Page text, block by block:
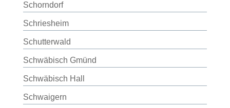
Schorndorf
Schriesheim
Schutterwald
Schwäbisch Gmünd
Schwäbisch Hall
Schwaigern